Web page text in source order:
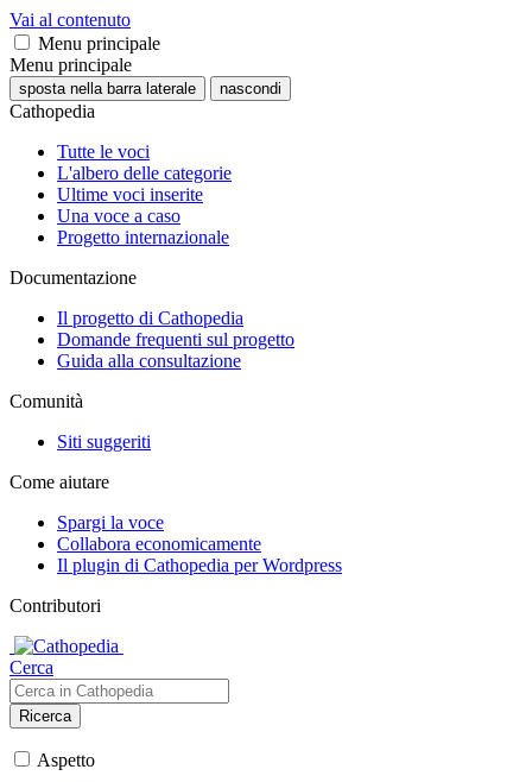
Vai al contenuto
Menu principale
Menu principale
sposta nella barra laterale nascondi
Cathopedia
Tutte le voci
L'albero delle categorie
Ultime voci inserite
Una voce a caso
Progetto internazionale
Documentazione
Il progetto di Cathopedia
Domande frequenti sul progetto
Guida alla consultazione
Comunità
Siti suggeriti
Come aiutare
Spargi la voce
Collabora economicamente
Il plugin di Cathopedia per Wordpress
Contributori
Cerca
Ricerca
Aspetto